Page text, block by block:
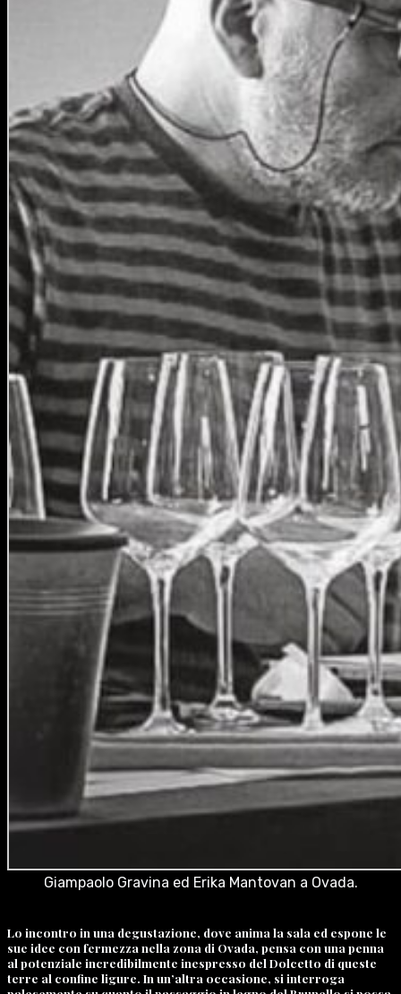
Giampaolo Gravina ed Erika Mantovan a Ovada.
Lo incontro in una degustazione, dove anima la sala ed espone le
sue idee con fermezza nella zona di Ovada, pensa con una penna
al potenziale incredibilmente inespresso del Dolcetto di queste
terre al confine ligure. In un’altra occasione, si interroga